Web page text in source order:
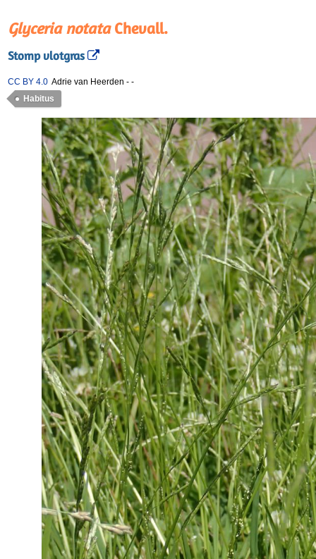
Glyceria notataChevall.
Stomp vlotgras
CC BY 4.0 Adrie van Heerden - -
Habitus